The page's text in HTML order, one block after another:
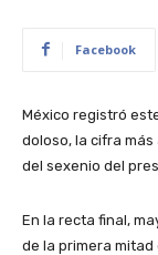
Facebook
México registró
doloso, la cifra
del sexenio del
En la recta final,
de la primera mitad